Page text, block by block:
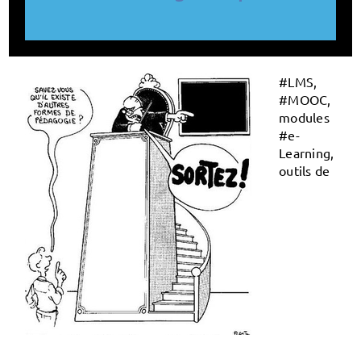
#LMS,
#MOOC,
modules
#e-
Learning,
outils de